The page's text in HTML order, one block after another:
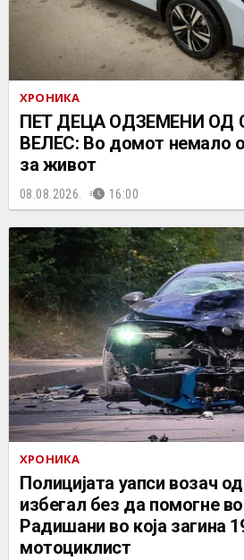
ХРОНИКА
ПЕТ ДЕЦА ОДЗЕМЕНИ ОД
ВЕЛЕС: Во домот немало
за живот
08.08.2026. 16:00
ХРОНИКА
Полицијата уапси возач
избегал без да помогне во
Радишани во која загина
мотоциклист